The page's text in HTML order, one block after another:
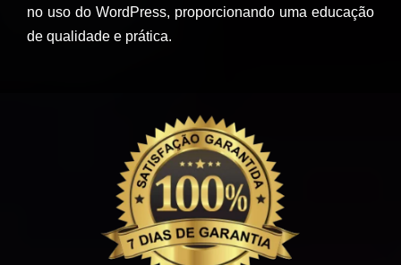
no uso do WordPress, proporcionando uma educação
de qualidade e prática.